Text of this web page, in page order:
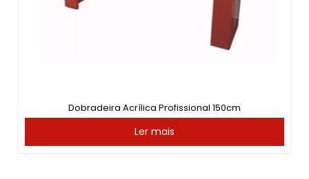
Dobradeira Acrílica Profissional 150cm
Ler mais